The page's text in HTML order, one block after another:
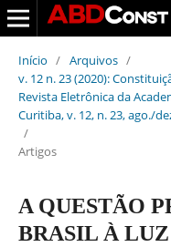
Início / Arquivos /
v. 12 n. 23 (2020):
Revista Eletrônica da
Curitiba, v. 12, n. 23, ago./
/
Artigos
A QUESTÃO
BRASIL À